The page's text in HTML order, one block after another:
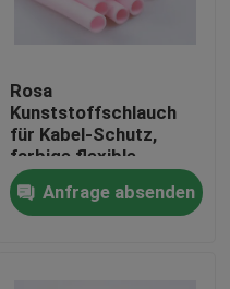
Rosa
Kunststoffschlauch
für Kabel-Schutz,
farbige flexible
Kunststoffschlauch-
FabrikAnfrage absenden